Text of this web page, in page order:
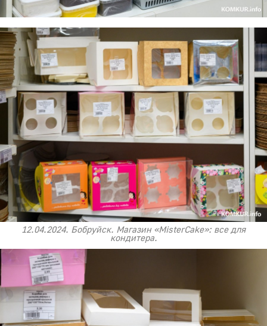
12.04.2024. Бобруйск. Магазин «MisterCake»: все для
кондитера.